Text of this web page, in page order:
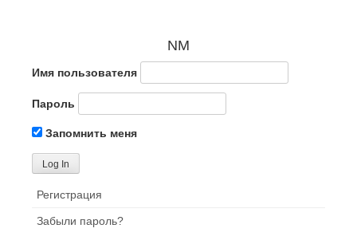
NM
Имя пользователя
Пароль
Запомнить меня
Регистрация
Забыли пароль?